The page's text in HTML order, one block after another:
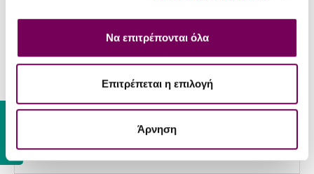
Να επιτρέπονται όλα
Επιτρέπεται η επιλογή
Άρνηση
Ροζέ Κρασιά
Ροζέ κρασιά για κάθε γούστο
Δείτε τη συλλογή